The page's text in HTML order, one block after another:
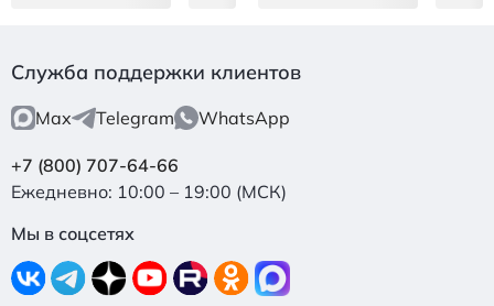
Служба поддержки клиентов
Max Telegram WhatsApp
+7 (800) 707-64-66
Ежедневно: 10:00 – 19:00 (МСК)
Мы в соцсетях